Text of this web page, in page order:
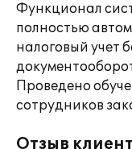
Функционал
полностью
налоговый учет
Проведено
сотрудников
Отзыв